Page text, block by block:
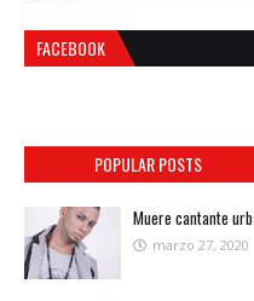
FACEBOOK
POPULAR POSTS
Muere cantante
marzo 27, 2020